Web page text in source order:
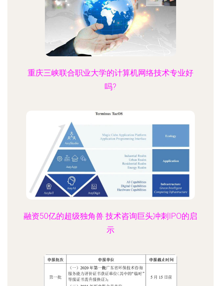
重庆三峡联合职业大学的计算机网络技术专业好
吗?
融资50亿的超级独角兽 技术咨询巨头冲刺IPO的启
示